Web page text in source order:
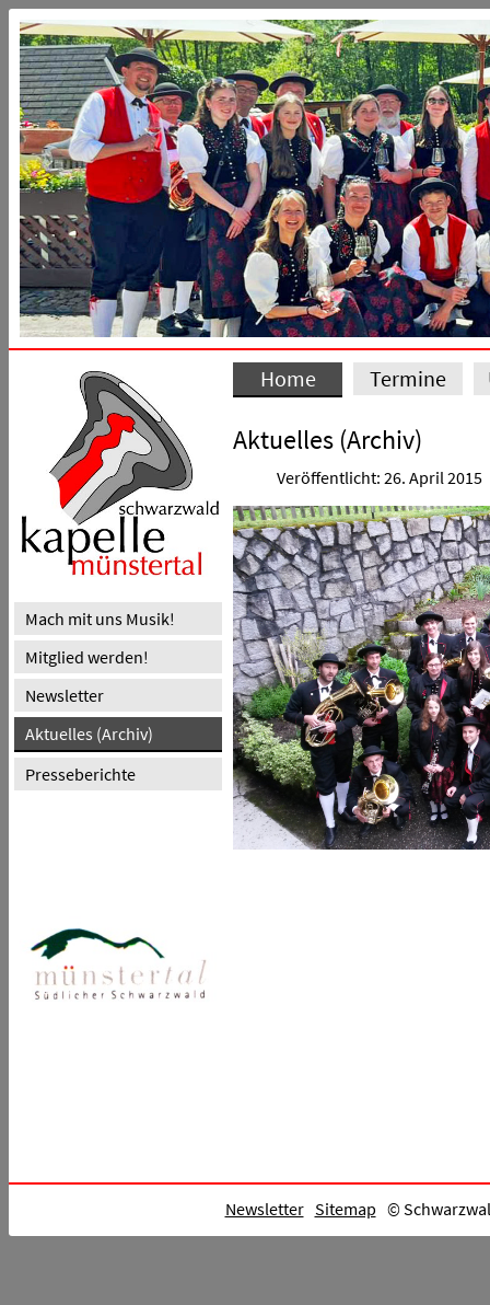
Mach mit uns Musik!
Mitglied werden!
Newsletter
Aktuelles (Archiv)
Presseberichte
Home Termine
Aktuelles (Archiv)
Veröffentlicht: 26. April 2015
Newsletter Sitemap ©